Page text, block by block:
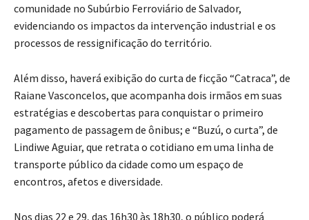
comunidade no Subúrbio Ferroviário de Salvador,
evidenciando os impactos da intervenção industrial e os
processos de ressignificação do território.
Além disso, haverá exibição do curta de ficção “Catraca”, de
Raiane Vasconcelos, que acompanha dois irmãos em suas
estratégias e descobertas para conquistar o primeiro
pagamento de passagem de ônibus; e “Buzú, o curta”, de
Lindiwe Aguiar, que retrata o cotidiano em uma linha de
transporte público da cidade como um espaço de
encontros, afetos e diversidade.
Nos dias 22 e 29, das 16h30 às 18h30, o público poderá